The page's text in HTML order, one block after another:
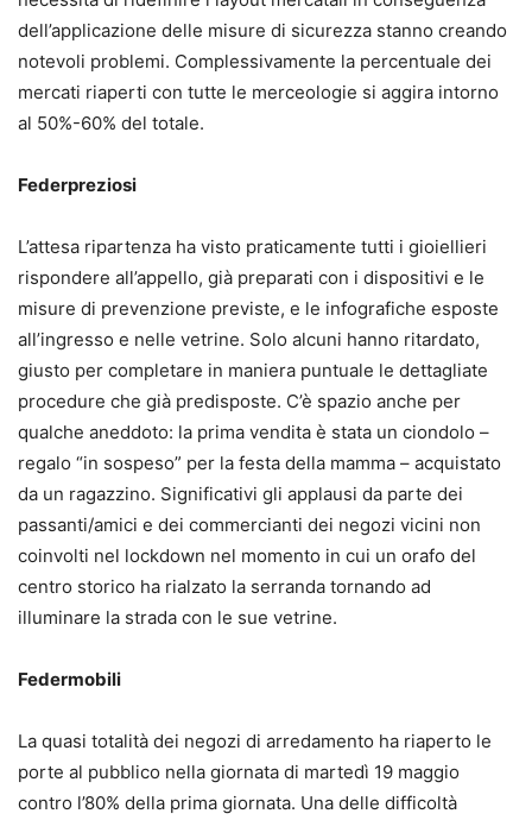
dell’applicazione delle misure di sicurezza stanno creando
notevoli problemi. Complessivamente la percentuale dei
mercati riaperti con tutte le merceologie si aggira intorno
al 50%-60% del totale.
Federpreziosi
L’attesa ripartenza ha visto praticamente tutti i gioiellieri
rispondere all’appello, già preparati con i dispositivi e le
misure di prevenzione previste, e le infografiche esposte
all’ingresso e nelle vetrine. Solo alcuni hanno ritardato,
giusto per completare in maniera puntuale le dettagliate
procedure che già predisposte. C’è spazio anche per
qualche aneddoto: la prima vendita è stata un ciondolo –
regalo “in sospeso” per la festa della mamma – acquistato
da un ragazzino. Significativi gli applausi da parte dei
passanti/amici e dei commercianti dei negozi vicini non
coinvolti nel lockdown nel momento in cui un orafo del
centro storico ha rialzato la serranda tornando ad
illuminare la strada con le sue vetrine.
Federmobili
La quasi totalità dei negozi di arredamento ha riaperto le
porte al pubblico nella giornata di martedì 19 maggio
contro l’80% della prima giornata. Una delle difficoltà